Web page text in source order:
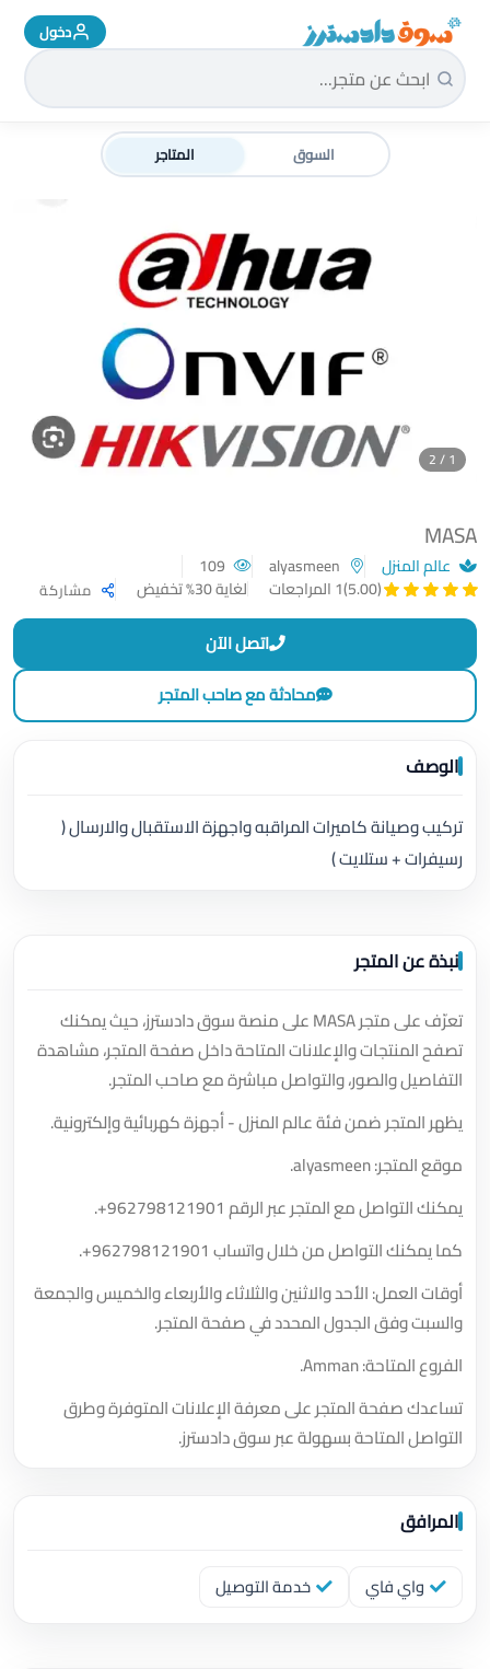
سوق دادسترز الرئيسية دخول
السوق المتاجر
MASA
عالم المنزل
(5.00)
1 المراجعات لغاية 30% تخفيض مشاركة
1 / 2
اتصل الآن
محادثة مع صاحب المتجر
الوصف
تركيب وصيانة كاميرات المراقبه واجهزة الاستقبال والارسال (
رسيفرات + ستلايت )
نبذة عن المتجر
تعرّف على متجر MASA على منصة سوق دادسترز، حيث يمكنك
تصفح المنتجات والإعلانات المتاحة داخل صفحة المتجر، مشاهدة
التفاصيل والصور، والتواصل مباشرة مع صاحب المتجر.
يظهر المتجر ضمن فئة عالم المنزل - أجهزة كهربائية وإلكترونية.
موقع المتجر: alyasmeen.
يمكنك التواصل مع المتجر عبر الرقم +962798121901
.
كما يمكنك التواصل من خلال واتساب +962798121901
.
أوقات العمل: الأحد والاثنين والثلاثاء والأربعاء والخميس والجمعة
والسبت وفق الجدول المحدد في صفحة المتجر.
الفروع المتاحة: Amman.
تساعدك صفحة المتجر على معرفة الإعلانات المتوفرة وطرق
التواصل المتاحة بسهولة عبر سوق دادسترز.
المرافق
واي فاي خدمة التوصيل